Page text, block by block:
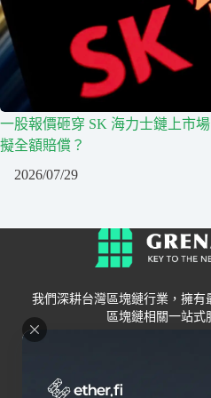
一股報價砸穿 SK 海力士鏈上市
擬全額賠償？
2026/07/29
我們深耕台灣區塊鏈行業，擁有
區塊鏈相關一站式
Grenade